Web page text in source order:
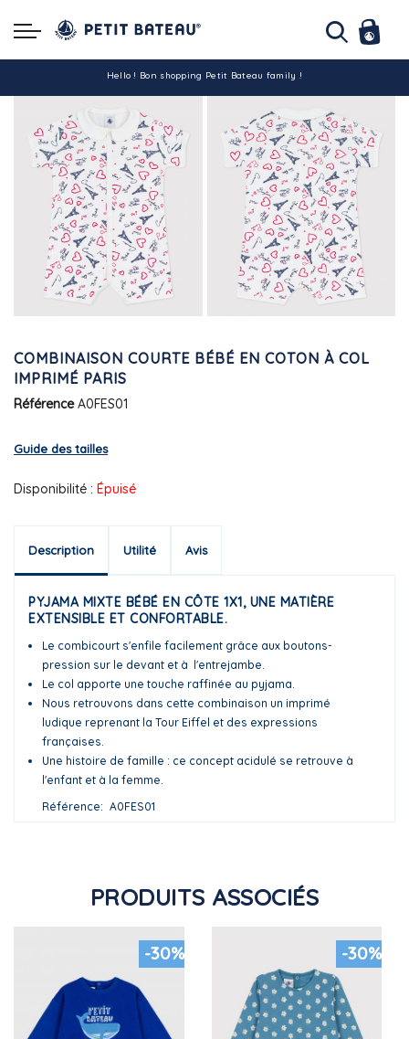
Hello ! Bon shopping Petit Bateau family !
La livraison est assurée partout en Tunisie !
-10% pour tout paiement par carte bancaire (hors promo)
COMBINAISON COURTE BÉBÉ EN COTON À COL
IMPRIMÉ PARIS
Référence A0FES01
Guide des tailles
Disponibilité : Épuisé
Description Utilité Avis
PYJAMA MIXTE BÉBÉ EN CÔTE 1X1, UNE MATIÈRE
EXTENSIBLE ET CONFORTABLE.
Le combicourt s'enfile facilement grâce aux boutons-
pression sur le devant et à l'entrejambe.
Le col apporte une touche raffinée au pyjama.
Nous retrouvons dans cette combinaison un imprimé
ludique reprenant la Tour Eiffel et des expressions
françaises.
Une histoire de famille : ce concept acidulé se retrouve à
l'enfant et à la femme.
Référence
A0FES01
PRODUITS ASSOCIÉS
-30% -30%